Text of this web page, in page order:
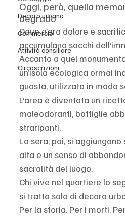
Decoro urbano
Commercio
Attività consiliare
Circoscrizioni
Oggi, però, quella
degrado
Dove c’era dolore e
accumulano sacchi
Accanto a quel
un’isola ecologica ormai
guasta, utilizzata in modo
L’area è diventata un
maleodoranti, bottiglie
straripanti.
La sera, poi, si
alta e un senso di
sacralità del luogo.
Chi vive nel quartiere lo
si tratta solo di decoro
Per la storia. Per i morti.